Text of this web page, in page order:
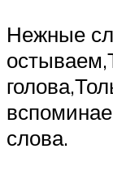
Нежные
слова.